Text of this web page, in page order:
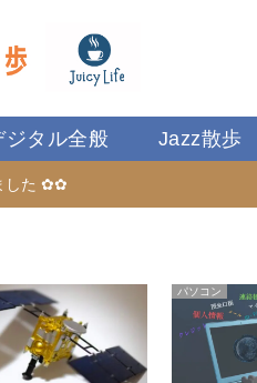
ジタル全般 Jazz散歩
した ✿✿
パソコン